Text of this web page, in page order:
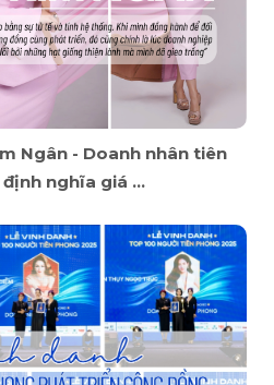
Ngân - Doanh nhân tiên
nghĩa giá ...